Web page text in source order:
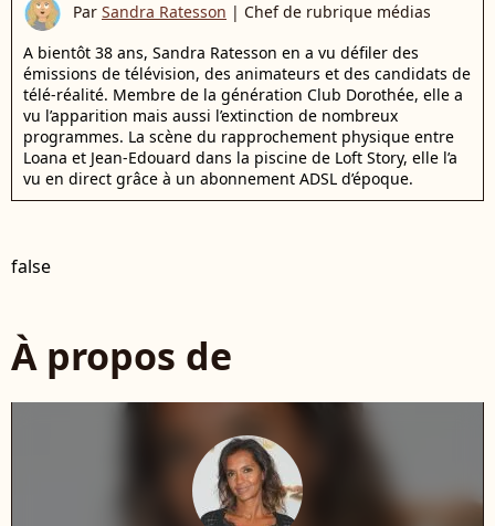
Par Sandra Ratesson | Chef de rubrique médias
A bientôt 38 ans, Sandra Ratesson en a vu défiler des
émissions de télévision, des animateurs et des candidats de
télé-réalité. Membre de la génération Club Dorothée, elle a
vu l’apparition mais aussi l’extinction de nombreux
programmes. La scène du rapprochement physique entre
Loana et Jean-Edouard dans la piscine de Loft Story, elle l’a
vu en direct grâce à un abonnement ADSL d’époque.
false
À propos de